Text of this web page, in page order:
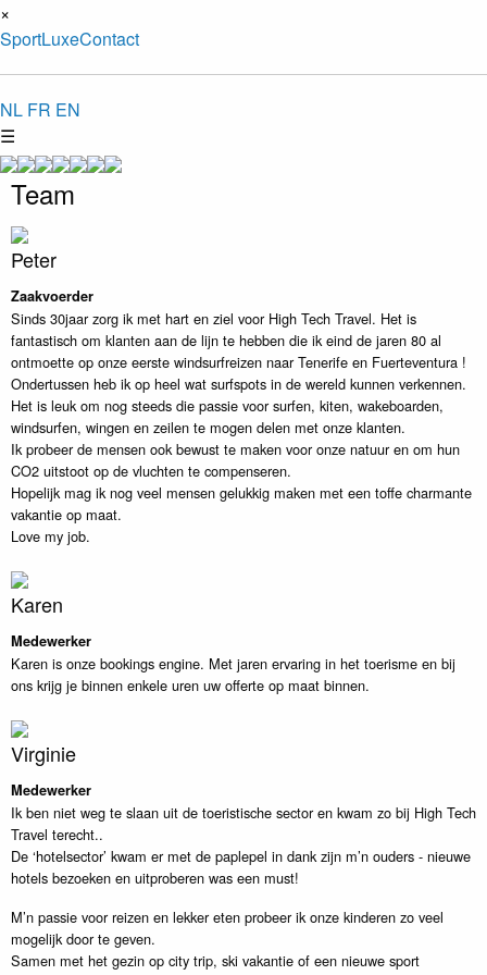
×
SportLuxeContact
NL FR EN
☰
Team
Peter
Zaakvoerder
Sinds 30jaar zorg ik met hart en ziel voor High Tech Travel. Het is
fantastisch om klanten aan de lijn te hebben die ik eind de jaren 80 al
ontmoette op onze eerste windsurfreizen naar Tenerife en Fuerteventura !
Ondertussen heb ik op heel wat surfspots in de wereld kunnen verkennen.
Het is leuk om nog steeds die passie voor surfen, kiten, wakeboarden,
windsurfen, wingen en zeilen te mogen delen met onze klanten.
Ik probeer de mensen ook bewust te maken voor onze natuur en om hun
CO2 uitstoot op de vluchten te compenseren.
Hopelijk mag ik nog veel mensen gelukkig maken met een toffe charmante
vakantie op maat.
Love my job.
Karen
Medewerker
Karen is onze bookings engine. Met jaren ervaring in het toerisme en bij
ons krijg je binnen enkele uren uw offerte op maat binnen.
Virginie
Medewerker
Ik ben niet weg te slaan uit de toeristische sector en kwam zo bij High Tech
Travel terecht..
De ‘hotelsector’ kwam er met de paplepel in dank zijn m’n ouders - nieuwe
hotels bezoeken en uitproberen was een must!
M’n passie voor reizen en lekker eten probeer ik onze kinderen zo veel
mogelijk door te geven.
Samen met het gezin op city trip, ski vakantie of een nieuwe sport